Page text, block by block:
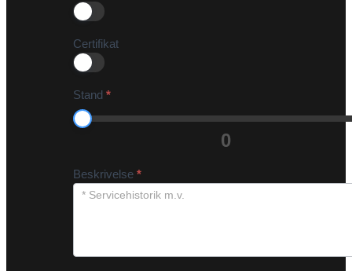
Certifikat
Stand *
0
Beskrivelse *